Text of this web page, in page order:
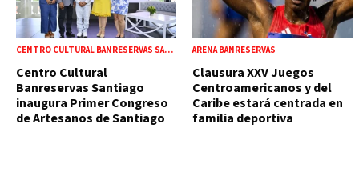
CENTRO CULTURAL BANRESERVAS SANTIAGO
Centro Cultural
Banreservas Santiago
inaugura Primer Congreso
de Artesanos de Santiago
ARENA BANRESERVAS
Clausura XXV Juegos
Centroamericanos y del
Caribe estará centrada en
familia deportiva